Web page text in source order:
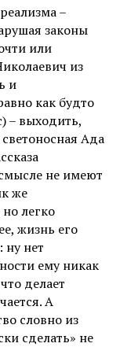
–
законы
или
из
и
как будто
– выходить,
Ада
не имеют
же
легко
жизнь его
ну нет
ему никак
делает
А
словно из
сделать» не